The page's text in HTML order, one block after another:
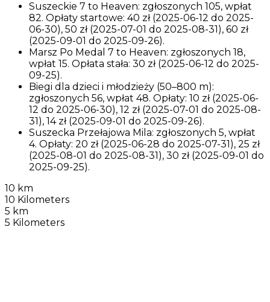
Suszeckie 7 to Heaven: zgłoszonych 105, wpłat
82. Opłaty startowe: 40 zł (2025-06-12 do 2025-
06-30), 50 zł (2025-07-01 do 2025-08-31), 60 zł
(2025-09-01 do 2025-09-26).
Marsz Po Medal 7 to Heaven: zgłoszonych 18,
wpłat 15. Opłata stała: 30 zł (2025-06-12 do 2025-
09-25).
Biegi dla dzieci i młodzieży (50–800 m):
zgłoszonych 56, wpłat 48. Opłaty: 10 zł (2025-06-
12 do 2025-06-30), 12 zł (2025-07-01 do 2025-08-
31), 14 zł (2025-09-01 do 2025-09-26).
Suszecka Przełajowa Mila: zgłoszonych 5, wpłat
4. Opłaty: 20 zł (2025-06-28 do 2025-07-31), 25 zł
(2025-08-01 do 2025-08-31), 30 zł (2025-09-01 do
2025-09-25).
10 km
10 Kilometers
5 km
5 Kilometers